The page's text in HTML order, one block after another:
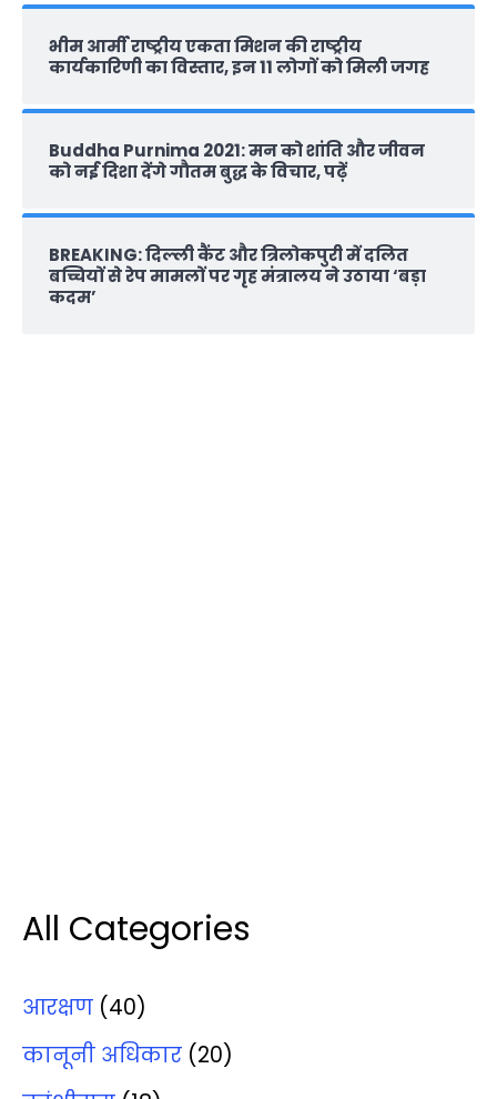
भीम आर्मी राष्‍ट्रीय एकता मिशन की राष्‍ट्रीय
कार्यकारिणी का विस्तार, इन 11 लोगों को मिली जगह
Buddha Purnima 2021: मन को शांति और जीवन
को नई दिशा देंगे गौतम बुद्ध के विचार, पढ़ें
BREAKING: दिल्‍ली कैंट और त्रिलोकपुरी में दलित
बच्चियों से रेप मामलों पर गृह मंत्रालय ने उठाया ‘बड़ा
कदम’
All Categories
आरक्षण (40)
कानूनी अधिकार (20)